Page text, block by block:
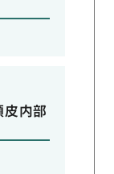
内部